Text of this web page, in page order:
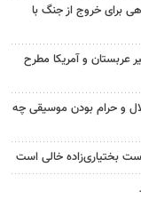
برای خروج از جنگ با
عربستان و آمریکا مطرح
و حرام بودن موسیقی چه
بختیاری‌زاده خالی است